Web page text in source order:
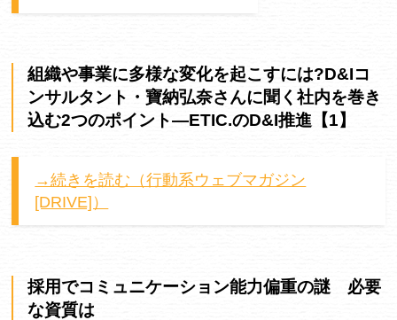
組織や事業に多様な変化を起こすには?D&Iコ
ンサルタント・寶納弘奈さんに聞く社内を巻き
込む2つのポイント―ETIC.のD&I推進【1】
→続きを読む（行動系ウェブマガジン
[DRIVE]）
採用でコミュニケーション能力偏重の謎 必要
な資質は